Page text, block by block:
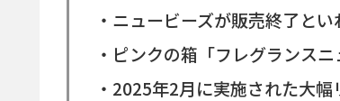
・ニュービーズが販売終了と
・ピンクの箱「フレグランス
・2025年2月に実施された大